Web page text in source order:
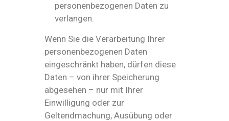
personenbezogenen Daten zu
verlangen.
Wenn Sie die Verarbeitung Ihrer
personenbezogenen Daten
eingeschränkt haben, dürfen diese
Daten – von ihrer Speicherung
abgesehen – nur mit Ihrer
Einwilligung oder zur
Geltendmachung, Ausübung oder